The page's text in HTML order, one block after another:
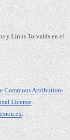
y Linus Torvalds en el
Commons Attribution-
License.
.